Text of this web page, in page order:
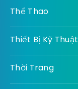
Thể Thao
Thiết Bị Kỹ Thuật
Thời Trang